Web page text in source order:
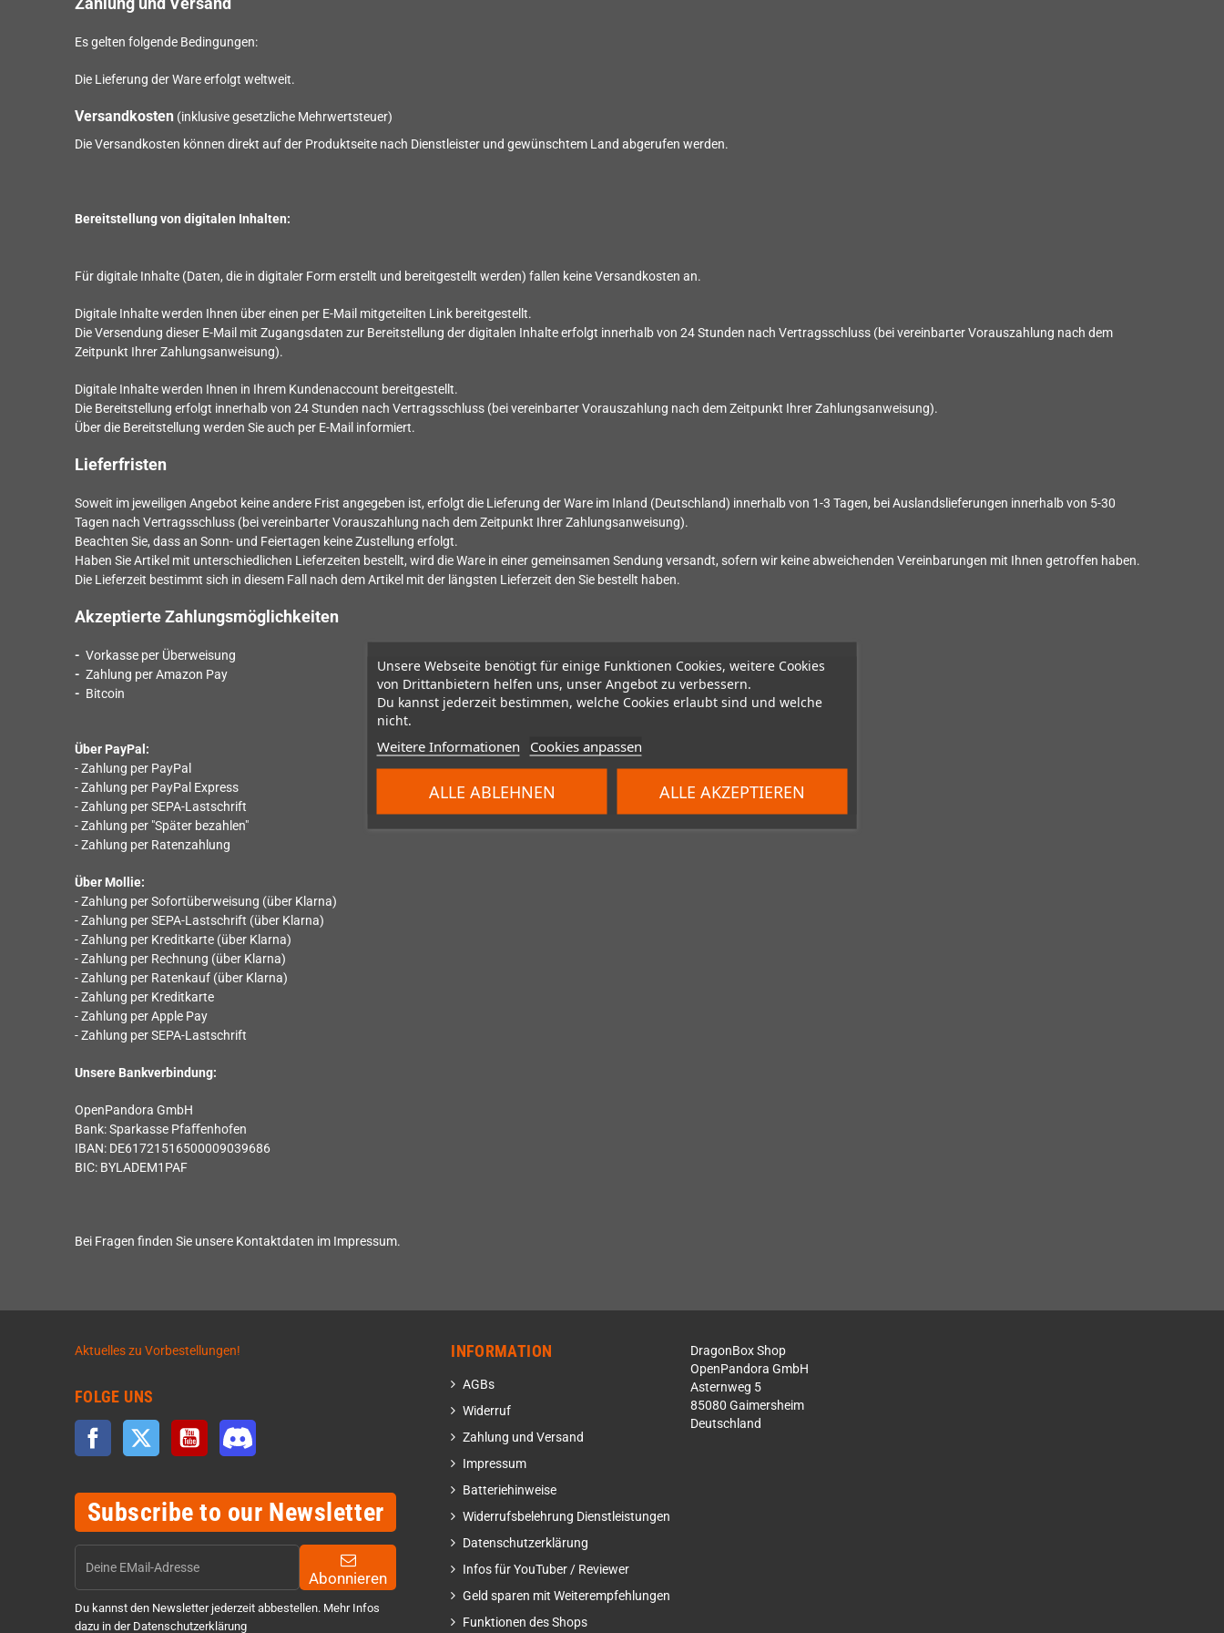
Unsere Webseite benötigt für einige Funktionen Cookies, weitere Cookies
von Drittanbietern helfen uns, unser Angebot zu verbessern.
Du kannst jederzeit bestimmen, welche Cookies erlaubt sind und welche
nicht.
Weitere Informationen Cookies anpassen
ALLE ABLEHNEN ALLE AKZEPTIEREN
Es gelten folgende Bedingungen:
Die Lieferung der Ware erfolgt weltweit.
Versandkosten (inklusive gesetzliche Mehrwertsteuer)
Die Versandkosten können direkt auf der Produktseite nach Dienstleister und gewünschtem Land abgerufen werden.
Bereitstellung von digitalen Inhalten:
Für digitale Inhalte (Daten, die in digitaler Form erstellt und bereitgestellt werden) fallen keine Versandkosten an.
Digitale Inhalte werden Ihnen über einen per E-Mail mitgeteilten Link bereitgestellt.
Die Versendung dieser E-Mail mit Zugangsdaten zur Bereitstellung der digitalen Inhalte erfolgt innerhalb von 24Stunden nach Vertragsschluss (bei vereinbarter Vorauszahlung nach dem
Zeitpunkt Ihrer Zahlungsanweisung).
Digitale Inhalte werden Ihnen in Ihrem Kundenaccount bereitgestellt.
Die Bereitstellung erfolgt innerhalb von 24Stunden nach Vertragsschluss (bei vereinbarter Vorauszahlung nach dem Zeitpunkt Ihrer Zahlungsanweisung).
Über die Bereitstellung werden Sie auch per E-Mail informiert.
Lieferfristen
Soweit im jeweiligen Angebot keine andere Frist angegeben ist, erfolgt die Lieferung der Ware im Inland (Deutschland) innerhalb von 1-3 Tagen, bei Auslandslieferungen innerhalb von 5-30
Tagen nach Vertragsschluss (bei vereinbarter Vorauszahlung nach dem Zeitpunkt Ihrer Zahlungsanweisung).
Beachten Sie, dass an Sonn- und Feiertagen keine Zustellung erfolgt.
Haben Sie Artikel mit unterschiedlichen Lieferzeiten bestellt, wird die Ware in einer gemeinsamen Sendung versandt, sofern wir keine abweichenden Vereinbarungen mit Ihnen getroffen haben.
Die Lieferzeit bestimmt sich in diesem Fall nach dem Artikel mit der längsten Lieferzeit den Sie bestellt haben.
Akzeptierte Zahlungsmöglichkeiten
- Vorkasse per Überweisung
- Zahlung per Amazon Pay
- Bitcoin
Über PayPal:
- Zahlung per PayPal
- Zahlung per PayPal Express
- Zahlung per SEPA-Lastschrift
- Zahlung per "Später bezahlen"
- Zahlung per Ratenzahlung
Über Mollie:
- Zahlung per Sofortüberweisung (über Klarna)
- Zahlung per SEPA-Lastschrift (über Klarna)
- Zahlung per Kreditkarte (über Klarna)
- Zahlung per Rechnung (über Klarna)
- Zahlung per Ratenkauf (über Klarna)
- Zahlung per Kreditkarte
- Zahlung per Apple Pay
- Zahlung per SEPA-Lastschrift
Unsere Bankverbindung:
OpenPandora GmbH
Bank: Sparkasse Pfaﬀenhofen
IBAN: DE61721516500009039686
BIC: BYLADEM1PAF
Bei Fragen finden Sie unsere Kontaktdaten im Impressum.
Aktuelles zu Vorbestellungen!
FOLGE UNS
Facebook Twitter YouTube
Subscribe to our Newsletter
Abonnieren
Du kannst den Newsletter jederzeit abbestellen. Mehr Infos
dazu in der Datenschutzerklärung
INFORMATION
AGBs
Widerruf
Zahlung und Versand
Impressum
Batteriehinweise
Widerrufsbelehrung Dienstleistungen
Datenschutzerklärung
Infos für YouTuber / Reviewer
Geld sparen mit Weiterempfehlungen
Funktionen des Shops
DragonBox Shop
OpenPandora GmbH
Asternweg 5
85080 Gaimersheim
Deutschland